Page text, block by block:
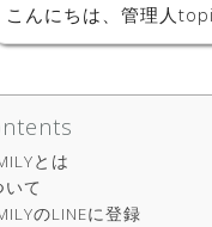
こんにちは、管理人topi
とは
て
のLINEに登録